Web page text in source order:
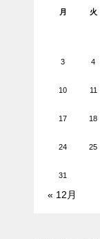
月
火
3 4
10 11
17 18
24 25
31
« 12月